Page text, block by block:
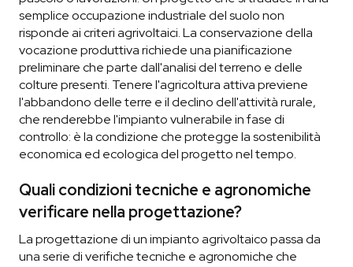
semplice occupazione industriale del suolo non
risponde ai criteri agrivoltaici. La conservazione della
vocazione produttiva richiede una pianificazione
preliminare che parte dall'analisi del terreno e delle
colture presenti. Tenere l'agricoltura attiva previene
l'abbandono delle terre e il declino dell'attività rurale,
che renderebbe l'impianto vulnerabile in fase di
controllo: è la condizione che protegge la sostenibilità
economica ed ecologica del progetto nel tempo.
Quali condizioni tecniche e agronomiche
verificare nella progettazione?
La progettazione di un impianto agrivoltaico passa da
una serie di verifiche tecniche e agronomiche che